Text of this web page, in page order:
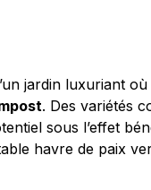
jardin luxuriant
. Des variétés
sous l’effet
havre de paix